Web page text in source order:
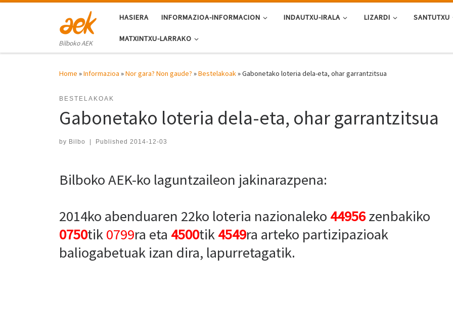
Bilboko AEK
HASIERA INFORMAZIOA-INFORMACION INDAUTXU-IRALA LIZARDI SANTUTXU
MATXINTXU-LARRAKO
Home »Informazioa »Nor gara? Non gaude? »Bestelakoak »Gabonetako loteria dela-eta, ohar garrantzitsua
BESTELAKOAK
Gabonetako loteria dela-eta, ohar garrantzitsua
by Bilbo Published 2014-12-03
Bilboko AEK-ko laguntzaileon jakinarazpena:
2014ko abenduaren 22ko loteria nazionaleko 44956zenbakiko
0750tik0799ra eta 4500tik4549ra arteko partizipazioak
baliogabetuak izan dira, lapurretagatik.